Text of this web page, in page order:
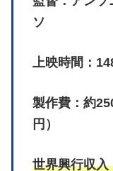
ソ
上映時間：
製作費：約
円）
世界興行収入